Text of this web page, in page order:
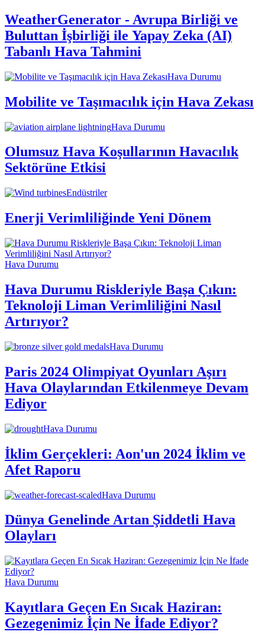
WeatherGenerator - Avrupa Birliği ve
Buluttan İşbirliği ile Yapay Zeka (AI)
Tabanlı Hava Tahmini
Hava Durumu
Mobilite ve Taşımacılık için Hava Zekası
Hava Durumu
Olumsuz Hava Koşullarının Havacılık
Sektörüne Etkisi
Endüstriler
Enerji Verimliliğinde Yeni Dönem
Hava Durumu
Hava Durumu Riskleriyle Başa Çıkın:
Teknoloji Liman Verimliliğini Nasıl
Artırıyor?
Hava Durumu
Paris 2024 Olimpiyat Oyunları Aşırı
Hava Olaylarından Etkilenmeye Devam
Ediyor
Hava Durumu
İklim Gerçekleri: Aon'un 2024 İklim ve
Afet Raporu
Hava Durumu
Dünya Genelinde Artan Şiddetli Hava
Olayları
Hava Durumu
Kayıtlara Geçen En Sıcak Haziran:
Gezegenimiz İçin Ne İfade Ediyor?